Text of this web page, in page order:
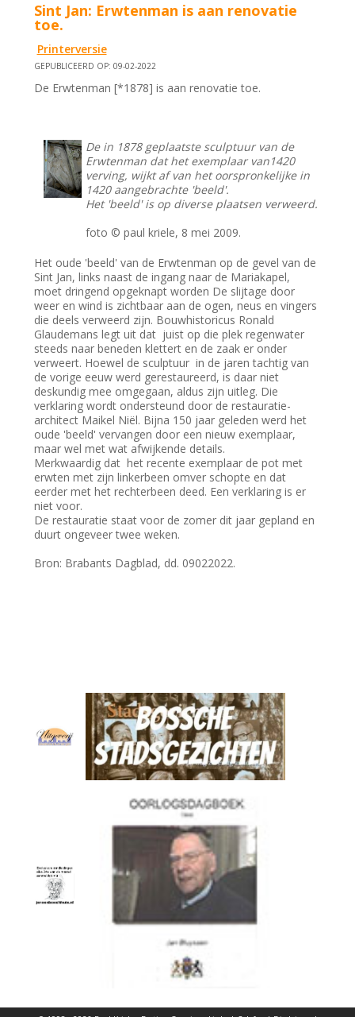
Sint Jan: Erwtenman is aan renovatie
toe.
Printerversie
GEPUBLICEERD OP: 09-02-2022
De Erwtenman [*1878] is aan renovatie toe.
De in 1878 geplaatste sculptuur van de
Erwtenman dat het exemplaar van1420
verving, wijkt af van het oorspronkelijke in
1420 aangebrachte 'beeld'.
Het 'beeld' is op diverse plaatsen verweerd.
foto © paul kriele, 8 mei 2009.
Het oude 'beeld' van de Erwtenman op de gevel van de
Sint Jan, links naast de ingang naar de Mariakapel,
moet dringend opgeknapt worden De slijtage door
weer en wind is zichtbaar aan de ogen, neus en vingers
die deels verweerd zijn. Bouwhistoricus Ronald
Glaudemans legt uit dat juist op die plek regenwater
steeds naar beneden klettert en de zaak er onder
verweert. Hoewel de sculptuur in de jaren tachtig van
de vorige eeuw werd gerestaureerd, is daar niet
deskundig mee omgegaan, aldus zijn uitleg. Die
verklaring wordt ondersteund door de restauratie-
architect Maikel Niël. Bijna 150 jaar geleden werd het
oude 'beeld' vervangen door een nieuw exemplaar,
maar wel met wat afwijkende details.
Merkwaardig dat het recente exemplaar de pot met
erwten met zijn linkerbeen omver schopte en dat
eerder met het rechterbeen deed. Een verklaring is er
niet voor.
De restauratie staat voor de zomer dit jaar gepland en
duurt ongeveer twee weken.
Bron: Brabants Dagblad, dd. 09022022.